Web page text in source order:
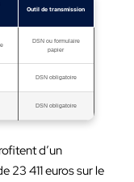
Outil de transmission
DSN ou formulaire
papier
DSN obligatoire
DSN obligatoire
d’un
23 411 euros sur le